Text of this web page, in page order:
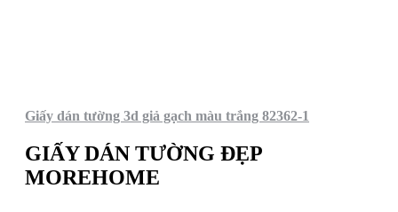
Giấy dán tường 3d giả gạch màu trắng 82362-1
GIẤY DÁN TƯỜNG ĐẸP
MOREHOME